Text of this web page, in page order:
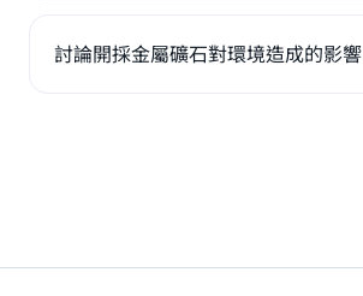
討論開採金屬礦石對環境造成的影響